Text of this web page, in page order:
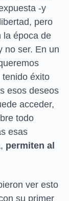
-y
pero
la época de
no ser. En un
tenido éxito
esos deseos
acceder,
todo
esas
permiten al
ver esto
su primer